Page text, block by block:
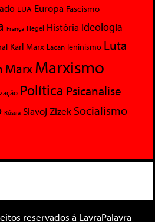
EUA Europa Fascismo
França Hegel História Ideologia
Karl Marx Lacan leninismo Luta
MarxMarxismo
Política Psicanalise
Rússia Slavoj Zizek Socialismo
reservados à LavraPalavra